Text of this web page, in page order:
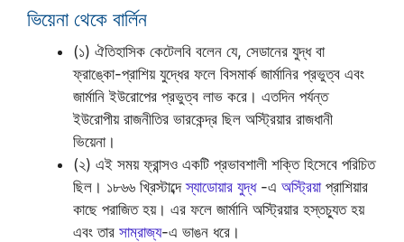
ভিয়েনা থেকে বার্লিন
(১) ঐতিহাসিক কেটেলবি বলেন যে, সেডানের যুদ্ধ বা
ফ্রাঙ্কো-প্রাশিয় যুদ্ধের ফলে বিসমার্ক জার্মানির প্রভুত্ব এবং
জার্মানি ইউরোপের প্রভুত্ব লাভ করে। এতদিন পর্যন্ত
ইউরোপীয় রাজনীতির ভারকেন্দ্র ছিল অস্ট্রিয়ার রাজধানী
ভিয়েনা।
(২) এই সময় ফ্রান্সও একটি প্রভাবশালী শক্তি হিসেবে পরিচিত
ছিল। ১৮৬৬ খ্রিস্টাব্দেস্যাডোয়ার যুদ্ধ-এ অস্ট্রিয়াপ্রাশিয়ার
কাছে পরাজিত হয়। এর ফলে জার্মানি অস্ট্রিয়ার হস্তচ্যুত হয়
এবং তার সাম্রাজ্য-এ ভাঙন ধরে।